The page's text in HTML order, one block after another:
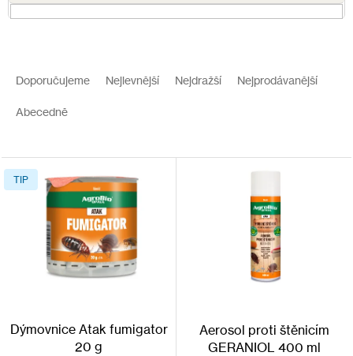
o
d
e
p
Doporučujeme Nejlevnější Nejdražší Nejprodávanější
Abecedně
TIP
Dýmovnice Atak fumigator
20 g
Aerosol proti štěnicím
GERANIOL 400 ml